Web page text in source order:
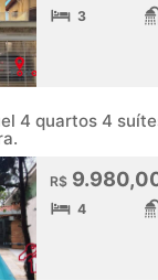
3
4 quartos 4
R$
4